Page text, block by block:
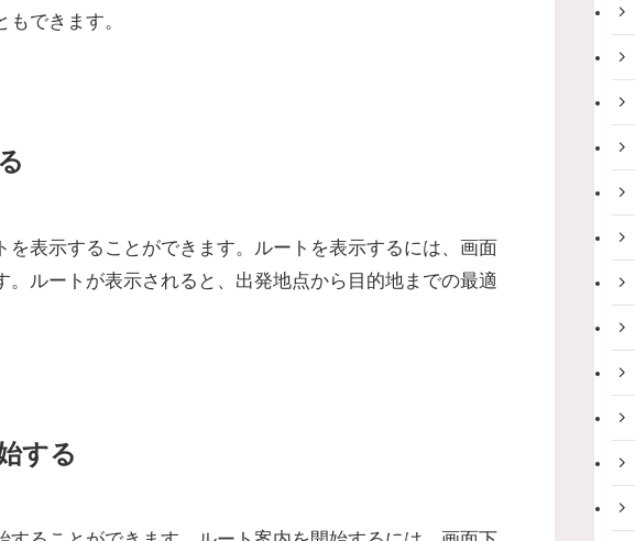
できます。
を表示することができます。ルートを表示するには、画面
。ルートが表示されると、出発地点から目的地までの最適
する